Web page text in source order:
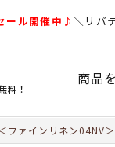
ール開催中♪＼リバ
料！
商品
ファインリネン04NV